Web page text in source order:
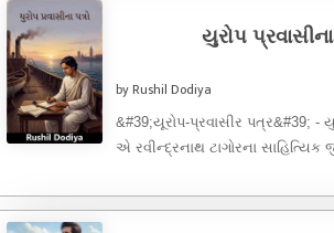
યુરોપ
by Rushil Dodiya
&#39;યૂરોપ-પ્રવાસીર પત્ર&#39; -
એ રવીન્દ્રનાથ ટાગોરના